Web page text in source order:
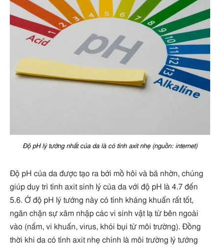
Độ pH lý tưởng nhất của da là có tính axit nhẹ (nguồn: internet)
Độ pH của da được tạo ra bởi mồ hôi và bã nhờn, chúng
giúp duy trì tính axit sinh lý của da với độ pH là 4.7 đến
5.6. Ở độ pH lý tưởng này có tính kháng khuẩn rất tốt,
ngăn chặn sự xâm nhập các vi sinh vật lạ từ bên ngoài
vào (nấm, vi khuẩn, virus, khói bụi từ môi trường). Đồng
thời khi da có tính axit nhẹ chính là môi trường lý tưởng